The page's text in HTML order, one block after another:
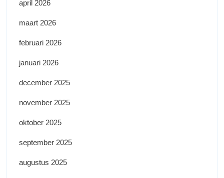
april 2026
maart 2026
februari 2026
januari 2026
december 2025
november 2025
oktober 2025
september 2025
augustus 2025